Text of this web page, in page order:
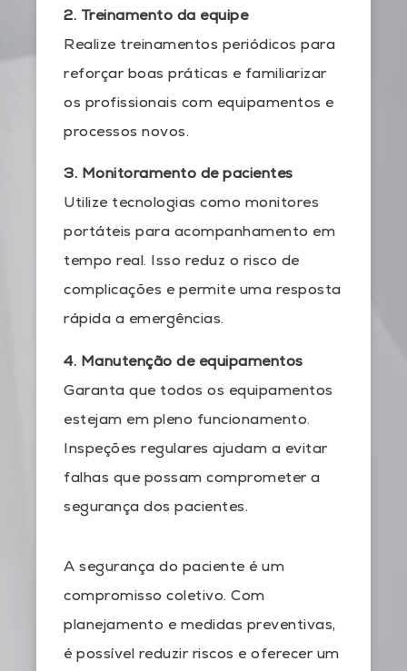
2. Treinamento da equipe
Realize treinamentos periódicos para
reforçar boas práticas e familiarizar
os profissionais com equipamentos e
processos novos.
3. Monitoramento de pacientes
Utilize tecnologias como monitores
portáteis para acompanhamento em
tempo real. Isso reduz o risco de
complicações e permite uma resposta
rápida a emergências.
4. Manutenção de equipamentos
Garanta que todos os equipamentos
estejam em pleno funcionamento.
Inspeções regulares ajudam a evitar
falhas que possam comprometer a
segurança dos pacientes.
A segurança do paciente é um
compromisso coletivo. Com
planejamento e medidas preventivas,
é possível reduzir riscos e oferecer um